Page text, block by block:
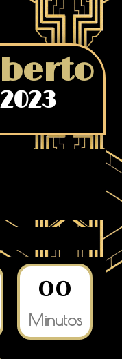
00
Minutos